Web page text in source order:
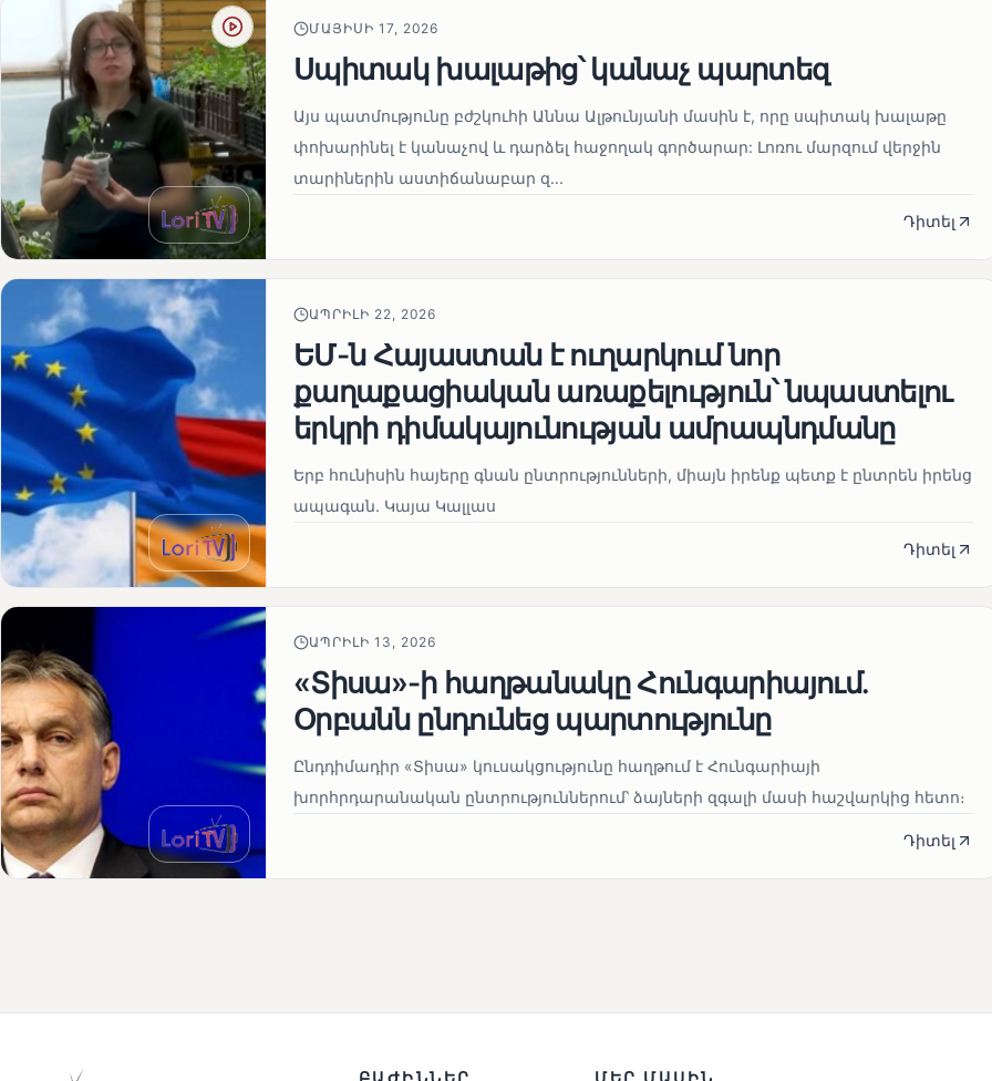
ՄԱՅԻՍԻ 17, 2026
Սպիտակ խալաթից՝ կանաչ պարտեզ
Այս պատմությունը բժշկուհի Աննա Ալթունյանի մասին է, որը սպիտակ խալաթը
փոխարինել է կանաչով և դարձել հաջողակ գործարար: Լոռու մարզում վերջին
տարիներին աստիճանաբար զ...
Դիտել
ԱՊՐԻԼԻ 22, 2026
ԵՄ-ն Հայաստան է ուղարկում նոր
քաղաքացիական առաքելություն՝ նպաստելու
երկրի դիմակայունության ամրապնդմանը
Երբ հունիսին հայերը գնան ընտրությունների, միայն իրենք պետք է ընտրեն իրենց
ապագան. Կայա Կալլաս
Դիտել
ԱՊՐԻԼԻ 13, 2026
«Տիսա»-ի հաղթանակը Հունգարիայում․
Օրբանն ընդունեց պարտությունը
Ընդդիմադիր «Տիսա» կուսակցությունը հաղթում է Հունգարիայի
խորհրդարանական ընտրություններում՝ ձայների զգալի մասի հաշվարկից հետո։
Դիտել